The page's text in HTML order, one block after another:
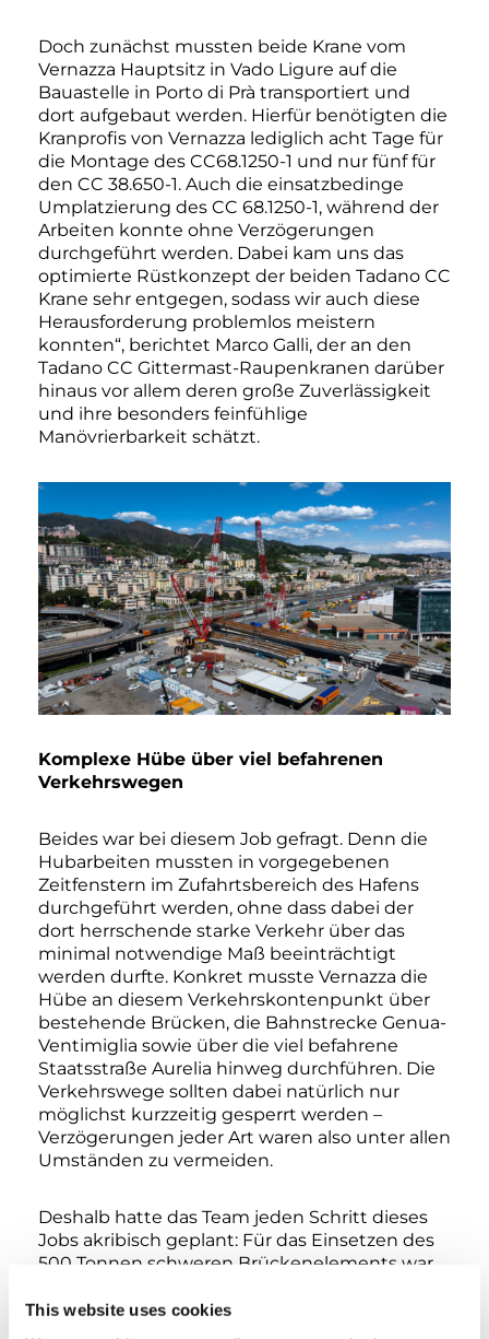
This website uses cookies
Doch zunächst mussten beide Krane vom
Vernazza Hauptsitz in Vado Ligure auf die
Bauastelle in Porto di Prà transportiert und
dort aufgebaut werden. Hierfür benötigten die
Kranprofis von Vernazza lediglich acht Tage für
die Montage des CC68.1250-1 und nur fünf für
den CC 38.650-1. Auch die einsatzbedinge
Umplatzierung des CC 68.1250-1, während der
Arbeiten konnte ohne Verzögerungen
durchgeführt werden. Dabei kam uns das
optimierte Rüstkonzept der beiden Tadano CC
Krane sehr entgegen, sodass wir auch diese
Herausforderung problemlos meistern
konnten“, berichtet Marco Galli, der an den
Tadano CC Gittermast-Raupenkranen darüber
hinaus vor allem deren große Zuverlässigkeit
und ihre besonders feinfühlige
Manövrierbarkeit schätzt.
Komplexe Hübe über viel befahrenen
Verkehrswegen
Beides war bei diesem Job gefragt. Denn die
Hubarbeiten mussten in vorgegebenen
Zeitfenstern im Zufahrtsbereich des Hafens
durchgeführt werden, ohne dass dabei der
dort herrschende starke Verkehr über das
minimal notwendige Maß beeinträchtigt
werden durfte. Konkret musste Vernazza die
Hübe an diesem Verkehrskontenpunkt über
bestehende Brücken, die Bahnstrecke Genua-
Ventimiglia sowie über die viel befahrene
Staatsstraße Aurelia hinweg durchführen. Die
Verkehrswege sollten dabei natürlich nur
möglichst kurzzeitig gesperrt werden –
Verzögerungen jeder Art waren also unter allen
Umständen zu vermeiden.
Deshalb hatte das Team jeden Schritt dieses
Jobs akribisch geplant: Für das Einsetzen des
500 Tonnen schweren Brückenelements war
Tonnen-Element vom CC 68.1250-1 alleine zu